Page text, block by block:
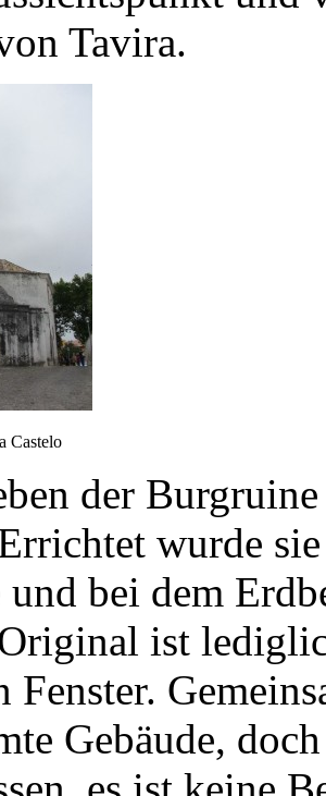
Tavira.
Castelo
der
wurde
und bei dem
ist
Fenster.
Gebäude,